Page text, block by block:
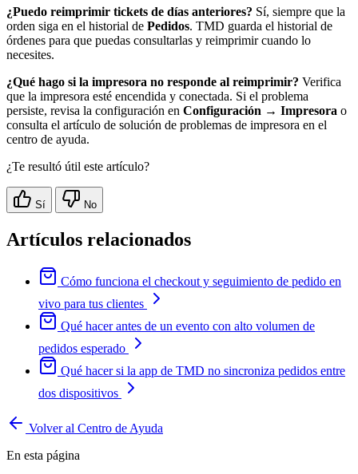
¿Puedo reimprimir tickets de días anteriores? Sí, siempre que la
orden siga en el historial de Pedidos. TMD guarda el historial de
órdenes para que puedas consultarlas y reimprimir cuando lo
necesites.
¿Qué hago si la impresora no responde al reimprimir? Verifica
que la impresora esté encendida y conectada. Si el problema
persiste, revisa la configuración en Configuración → Impresora o
consulta el artículo de solución de problemas de impresora en el
centro de ayuda.
¿Te resultó útil este artículo?
Sí No
Artículos relacionados
Cómo funciona el checkout y seguimiento de pedido en
vivo para tus clientes
Qué hacer antes de un evento con alto volumen de
pedidos esperado
Qué hacer si la app de TMD no sincroniza pedidos entre
dos dispositivos
Volver al Centro de Ayuda
En esta página